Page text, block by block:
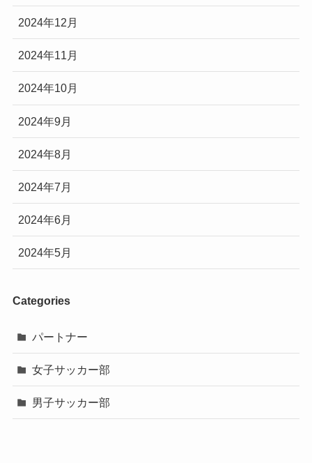
2024年12月
2024年11月
2024年10月
2024年9月
2024年8月
2024年7月
2024年6月
2024年5月
Categories
パートナー
女子サッカー部
男子サッカー部